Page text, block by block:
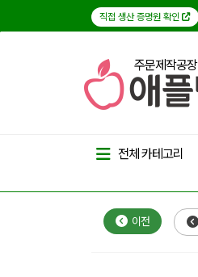
직접 생산 증명원 확인
주문제작공장
전체 카테고리
이전